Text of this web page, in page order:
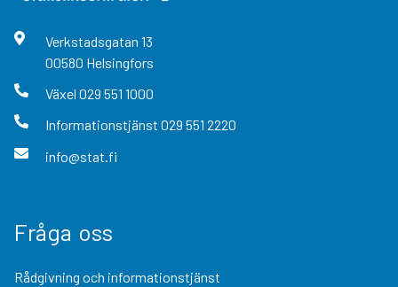
Verkstadsgatan 13
00580 Helsingfors
Växel 029 551 1000
Informationstjänst 029 551 2220
info@stat.fi
Fråga oss
Rådgivning och informationstjänst